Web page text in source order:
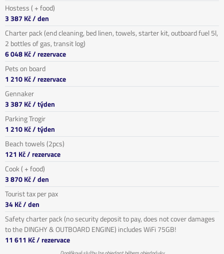
Hostess ( + food)
3 387 Kč/ den
Charter pack (end cleaning, bed linen, towels, starter kit, outboard fuel 5l,
2 bottles of gas, transit log)
6 048 Kč/ rezervace
Pets on board
1 210 Kč/ rezervace
Gennaker
3 387 Kč/ týden
Parking Trogir
1 210 Kč/ týden
Beach towels (2pcs)
121 Kč/ rezervace
Cook ( + food)
3 870 Kč/ den
Tourist tax per pax
34 Kč/ den
Safety charter pack (no security deposit to pay, does not cover damages
to the DINGHY & OUTBOARD ENGINE) includes WiFi 75GB!
11 611 Kč/ rezervace